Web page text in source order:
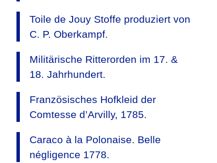
Toile de Jouy Stoffe produziert von
C. P. Oberkampf.
Militärische Ritterorden im 17. &
18. Jahrhundert.
Französisches Hofkleid der
Comtesse d’Arvilly, 1785.
Caraco à la Polonaise. Belle
négligence 1778.